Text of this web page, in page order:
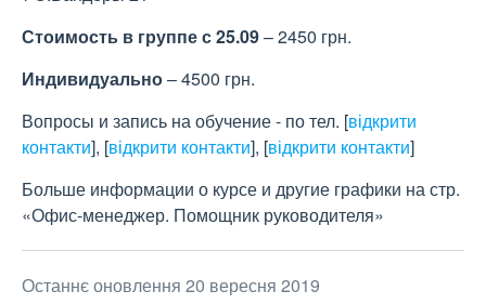
Стоимость в группе с 25.09– 2450 грн.
Индивидуально– 4500 грн.
Вопросы и запись на обучение - по тел. [відкрити
контакти], [відкрити контакти], [відкрити контакти]
Больше информации о курсе и другие графики на стр.
«Офис-менеджер. Помощник руководителя»
Останнє оновлення 20 вересня 2019